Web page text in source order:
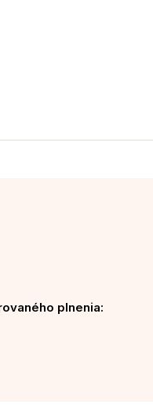
plnenia: